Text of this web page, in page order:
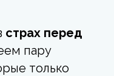
страх перед
пару
только